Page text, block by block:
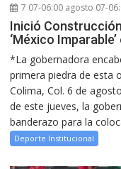
7 07-06:00 agosto 07-
Inició
‘México
*La gobernadora
primera piedra de esta
Colima, Col. 6 de
de este jueves, la
banderazo para la
Deporte Institucional